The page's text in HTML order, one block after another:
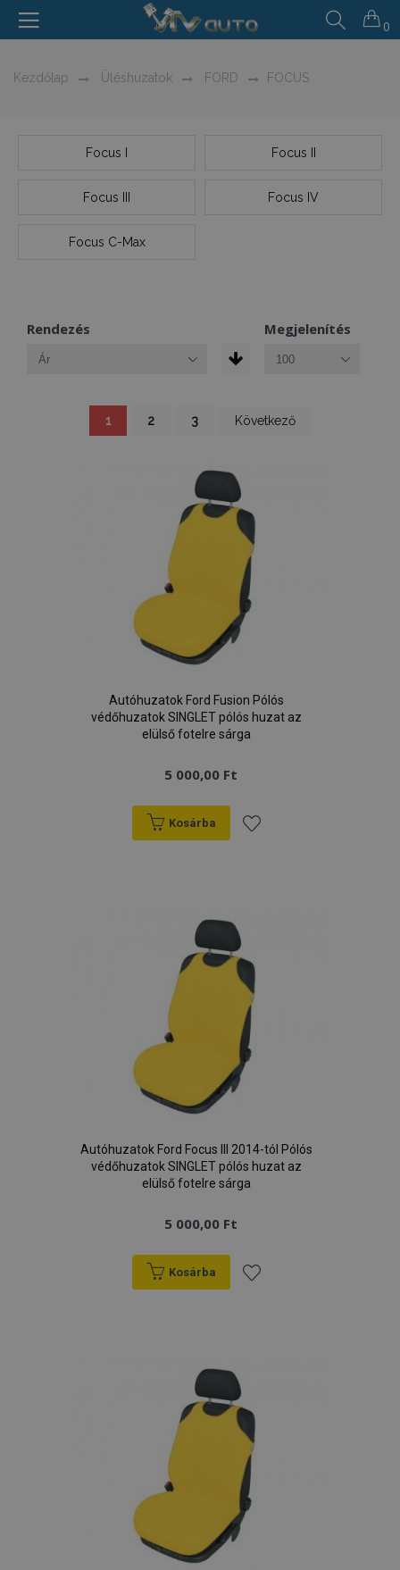
0
Kezdőlap Üléshuzatok FORD FOCUS
Focus I Focus II
Focus III Focus IV
Focus C-Max
Rendezés Megjelenítés
currently
reading
1 2 3 Következő
Autóhuzatok Ford Fusion Pólós
védőhuzatok SINGLET pólós huzat az
elülső fotelre sárga
5 000,00 Ft
Kosárba
kívánságlistához
Autóhuzatok Ford Focus III 2014-tól Pólós
védőhuzatok SINGLET pólós huzat az
elülső fotelre sárga
5 000,00 Ft
Kosárba
kívánságlistához